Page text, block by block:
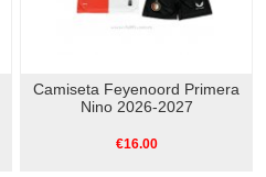
Camiseta Feyenoord Primera
Nino 2026-2027
€16.00